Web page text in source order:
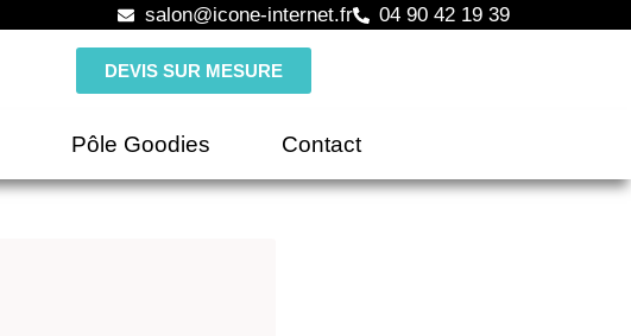
salon@icone-internet.fr 04 90 42 19 39
DEVIS SUR MESURE
Pôle Goodies Contact